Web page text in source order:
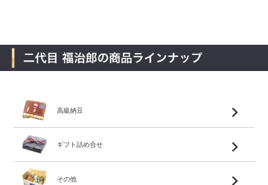
高級納豆
ギフト詰め合せ
その他